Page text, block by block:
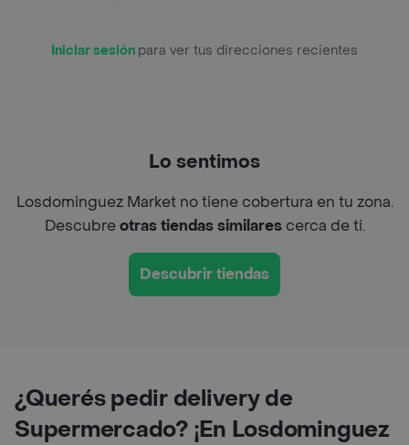
Iniciar sesión para ver tus direcciones recientes
Lo sentimos
Losdominguez Market no tiene cobertura en tu zona.
Descubreotras tiendas similarescerca de ti.
Descubrir tiendas
¿Querés pedir delivery de
Supermercado? ¡En Losdominguez